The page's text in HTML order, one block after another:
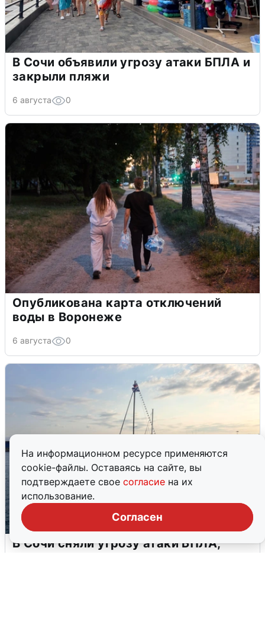
На информационном ресурсе применяются
cookie-файлы. Оставаясь на сайте, вы
подтверждаете свое согласие на их
использование.
Согласен
В Сочи объявили угрозу атаки БПЛА и
закрыли пляжи
6 августа 0
Опубликована карта отключений
воды в Воронеже
6 августа 0
В Сочи сняли угрозу атаки БПЛА,